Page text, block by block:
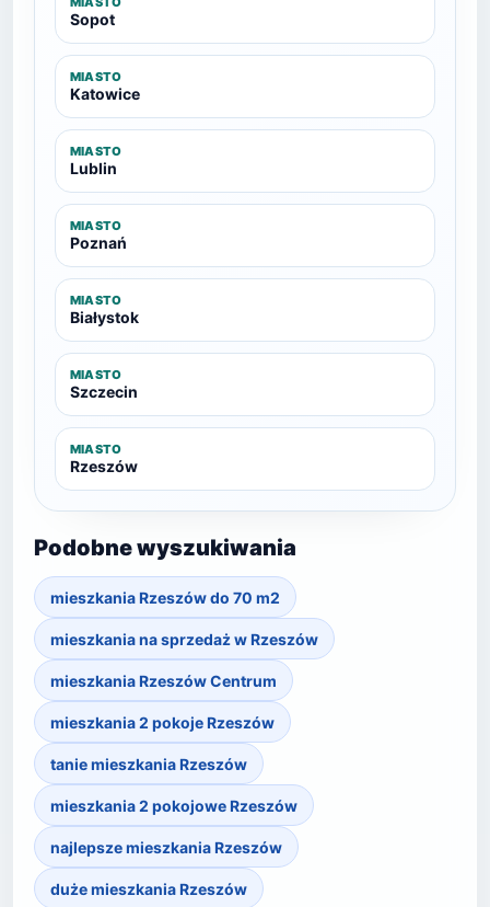
Sopot
MIASTO
Katowice
MIASTO
Lublin
MIASTO
Poznań
MIASTO
Białystok
MIASTO
Szczecin
MIASTO
Rzeszów
Podobne wyszukiwania
mieszkania Rzeszów do 70 m2
mieszkania na sprzedaż w Rzeszów
mieszkania Rzeszów Centrum
mieszkania 2 pokoje Rzeszów
tanie mieszkania Rzeszów
mieszkania 2 pokojowe Rzeszów
najlepsze mieszkania Rzeszów
duże mieszkania Rzeszów